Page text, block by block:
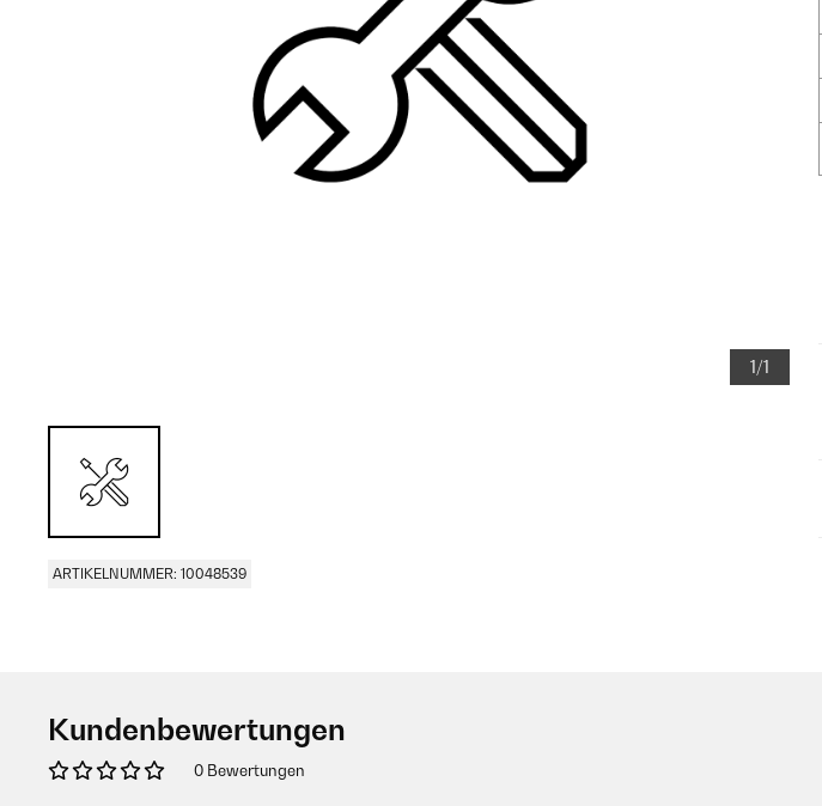
1/1
ARTIKELNUMMER: 10048539
Kundenbewertungen
0 Bewertungen